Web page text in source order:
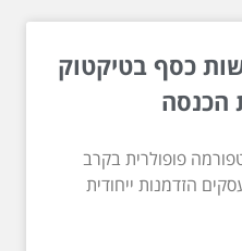
כסף בטיקטוק
הכנסה
פופולרית בקרב
הזדמנות ייחודית